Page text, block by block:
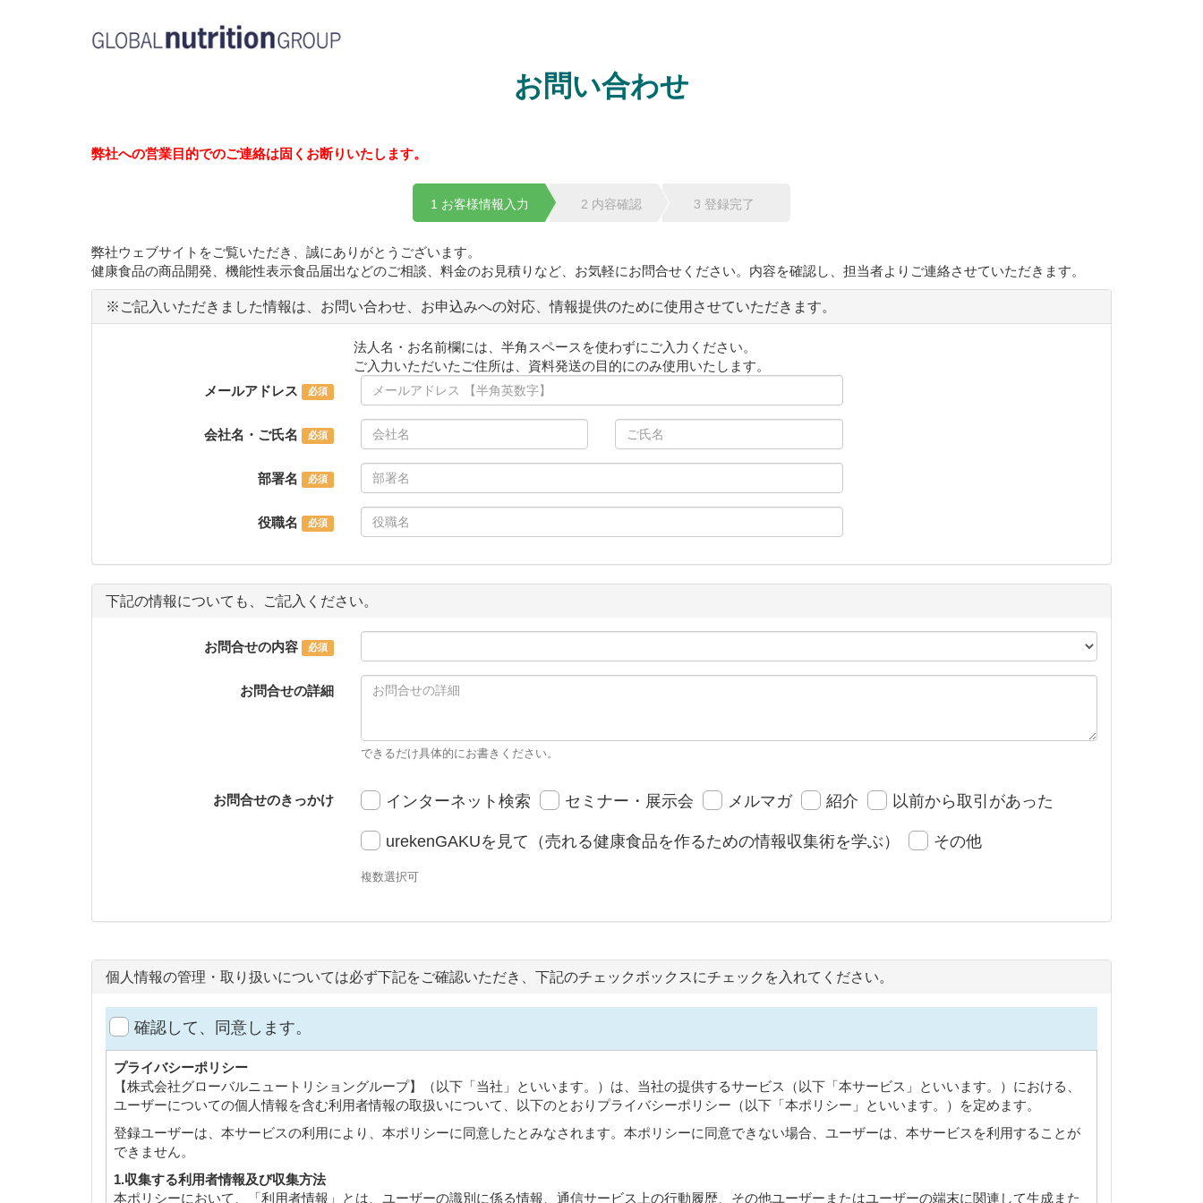
お問い合わせ
弊社への営業目的でのご連絡は固くお断りいたします。
1 お客様情報入力 2 内容確認 3 登録完了
弊社ウェブサイトをご覧いただき、誠にありがとうございます。
健康食品の商品開発、機能性表示食品届出などのご相談、料金のお見積りなど、お気軽にお問合せください。内容を確認し、担当者よりご連絡させていただきます。
※ご記入いただきました情報は、お問い合わせ、お申込みへの対応、情報提供のために使用させていただきます。
法人名・お名前欄には、半角スペースを使わずにご入力ください。
ご入力いただいたご住所は、資料発送の目的にのみ使用いたします。
メールアドレス
会社名・ご氏名
部署名
役職名
下記の情報についても、ご記入ください。
お問合せの内容
お問合せの詳細
できるだけ具体的にお書きください。
お問合せのきっかけ インターネット検索 セミナー・展示会 メルマガ 紹介 以前から取引があった
urekenGAKUを見て（売れる健康食品を作るための情報収集術を学ぶ） その他
複数選択可
個人情報の管理・取り扱いについては必ず下記をご確認いただき、下記のチェックボックスにチェックを入れてください。
確認して、同意します。
プライバシーポリシー
【株式会社グローバルニュートリショングループ】（以下「当社」といいます。）は、当社の提供するサービス（以下「本サービス」といいます。）における、
ユーザーについての個人情報を含む利用者情報の取扱いについて、以下のとおりプライバシーポリシー（以下「本ポリシー」といいます。）を定めます。
登録ユーザーは、本サービスの利用により、本ポリシーに同意したとみなされます。本ポリシーに同意できない場合、ユーザーは、本サービスを利用することが
できません。
1.収集する利用者情報及び収集方法
本ポリシーにおいて、「利用者情報」とは、ユーザーの識別に係る情報、通信サービス上の行動履歴、その他ユーザーまたはユーザーの端末に関連して生成また